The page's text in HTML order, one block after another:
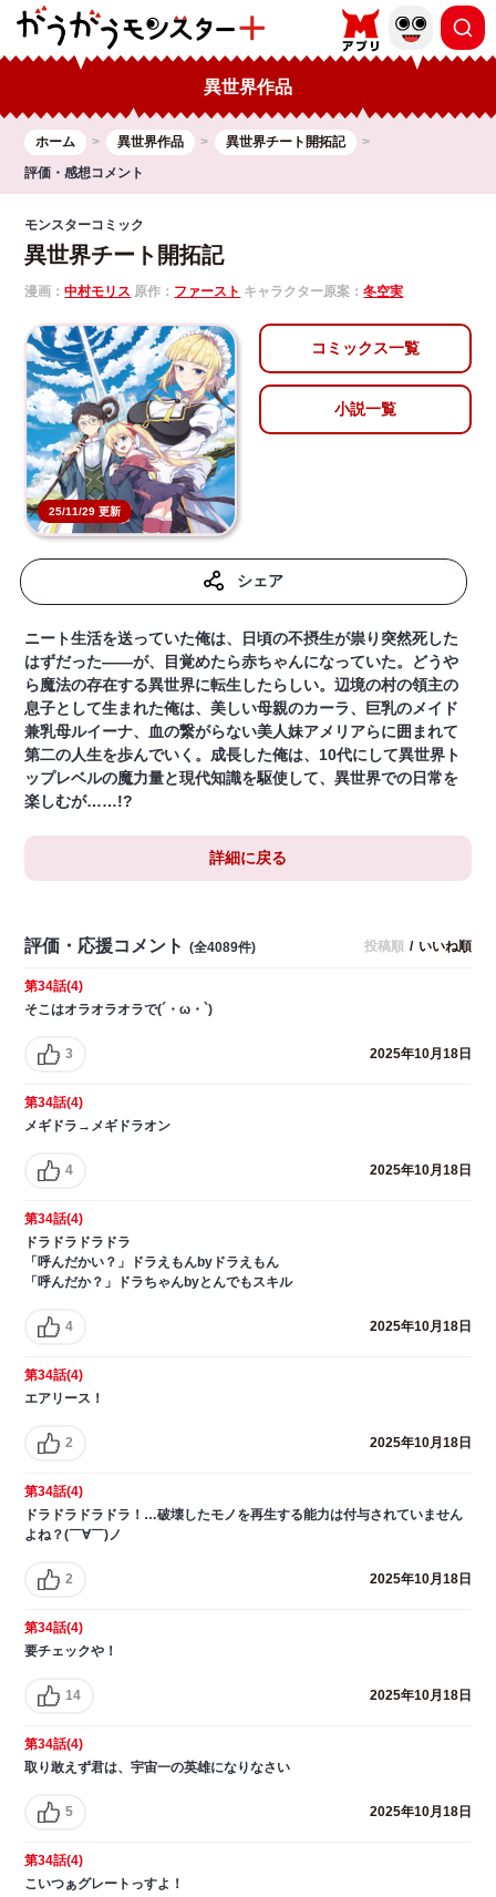
異世界作品
ホーム 異世界作品
異世界チート開拓記
評価・感想コメント
モンスターコミック
異世界チート開拓記
漫画：中村モリス 原作： ファースト キャラクター原案：冬空実
25/11/29 更新
コミックス一覧
小説一覧
シェア
ニート生活を送っていた俺は、日頃の不摂生が祟り突然死した
はずだった――が、目覚めたら赤ちゃんになっていた。どうや
ら魔法の存在する異世界に転生したらしい。辺境の村の領主の
息子として生まれた俺は、美しい母親のカーラ、巨乳のメイド
兼乳母ルイーナ、血の繋がらない美人妹アメリアらに囲まれて
第二の人生を歩んでいく。成長した俺は、10代にして異世界ト
ップレベルの魔力量と現代知識を駆使して、異世界での日常を
楽しむが……!?
詳細に戻る
評価・応援コメント (全4089件) 投稿順 / いいね順
第34話(4)
そこはオラオラオラで(´・ω・`)
3 2025年10月18日
第34話(4)
メギドラ→メギドラオン
4 2025年10月18日
第34話(4)
ドラドラドラドラ
「呼んだかい？」ドラえもんbyドラえもん
「呼んだか？」ドラちゃんbyとんでもスキル
4 2025年10月18日
第34話(4)
エアリース！
2 2025年10月18日
第34話(4)
ドラドラドラドラ！…破壊したモノを再生する能力は付与されていません
よね？(￣∀￣)ノ
2 2025年10月18日
第34話(4)
要チェックや！
14 2025年10月18日
第34話(4)
取り敢えず君は、宇宙一の英雄になりなさい
5 2025年10月18日
第34話(4)
こいつぁグレートっすよ！